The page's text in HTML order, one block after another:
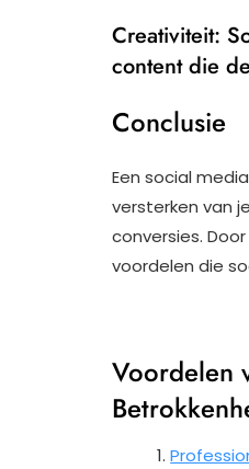
Creativiteit:
content die
Conclusie
Een social
versterken van
conversies.
voordelen die
Voordelen